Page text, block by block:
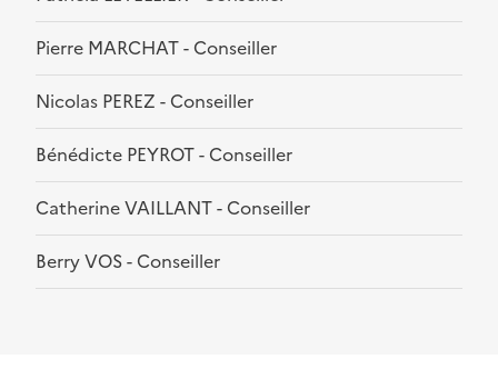
Pierre MARCHAT - Conseiller
Nicolas PEREZ - Conseiller
Bénédicte PEYROT - Conseiller
Catherine VAILLANT - Conseiller
Berry VOS - Conseiller